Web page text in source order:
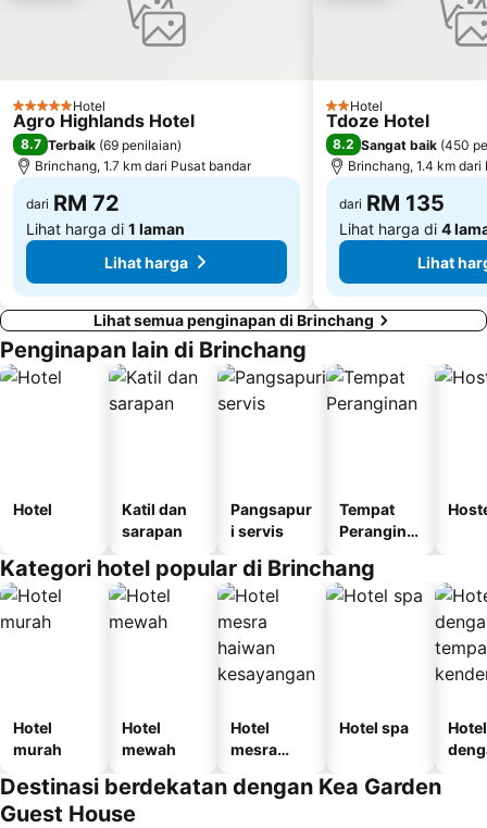
5 BintangHotel
Agro Highlands Hotel
8.7 Terbaik (69 penilaian)
Brinchang, 1.7 km dari Pusat bandar
dari RM 72
Lihat harga di 1 laman
Lihat harga
2 Bintang
Hotel
Tdoze Hotel
8.2 Sangat baik (450
Brinchang, 1.4 km dari
dari RM 135
Lihat harga di 4
Lihat
Lihat semua penginapan di Brinchang
Penginapan lain di Brinchang
Hotel
Katil dan
sarapan
Pangsapur
i servis
Tempat
Perangina
Kategori hotel popular di Brinchang
Hotel
murah
Hotel
mewah
Hotel
mesra
kesayanga
Hotel spa
Hotel
Destinasi berdekatan dengan Kea Garden
Guest House